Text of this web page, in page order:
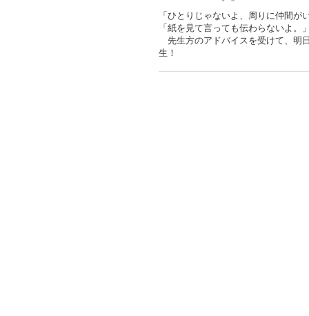
「ひとりじゃないよ、周りに仲間が
「紙を見て言っても伝わらないよ。
先生方のアドバイスを受けて、明
生！